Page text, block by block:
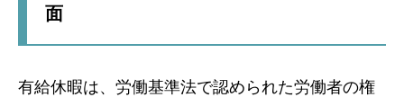
面
有給休暇は、労働基準法で認められた労働者の権